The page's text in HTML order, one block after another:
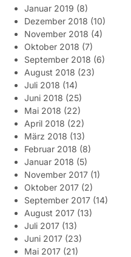
Januar 2019 (8)
Dezember 2018 (10)
November 2018 (4)
Oktober 2018 (7)
September 2018 (6)
August 2018 (23)
Juli 2018 (14)
Juni 2018 (25)
Mai 2018 (22)
April 2018 (22)
März 2018 (13)
Februar 2018 (8)
Januar 2018 (5)
November 2017 (1)
Oktober 2017 (2)
September 2017 (14)
August 2017 (13)
Juli 2017 (13)
Juni 2017 (23)
Mai 2017 (21)